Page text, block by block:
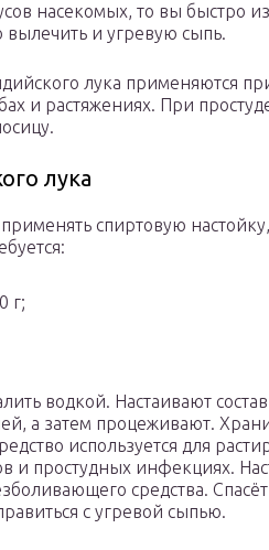
насекомых, то вы быстро
и угревую сыпь.
лука применяются
и растяжениях. При
лука
спиртовую
г;
водкой. Настаивают
а затем процеживают.
используется для
и простудных инфекциях.
средства.
с угревой сыпью.